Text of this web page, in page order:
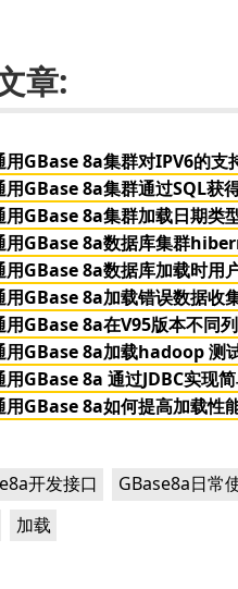
章:
用GBase 8a集群对IPV6的支
用GBase 8a集群通过SQL获
用GBase 8a集群加载日期
用GBase 8a数据库集群
用GBase 8a数据库加载时用
用GBase 8a加载错误数据
用GBase 8a在V95版本不同
用GBase 8a加载hadoop 测
用GBase 8a 通过JDBC实现
用GBase 8a如何提高加载性
开发接口 ，GBase8a日常
，加载